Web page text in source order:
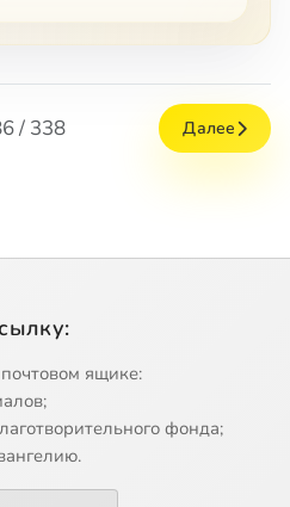
/ 338 Далее
ящике:
фонда;